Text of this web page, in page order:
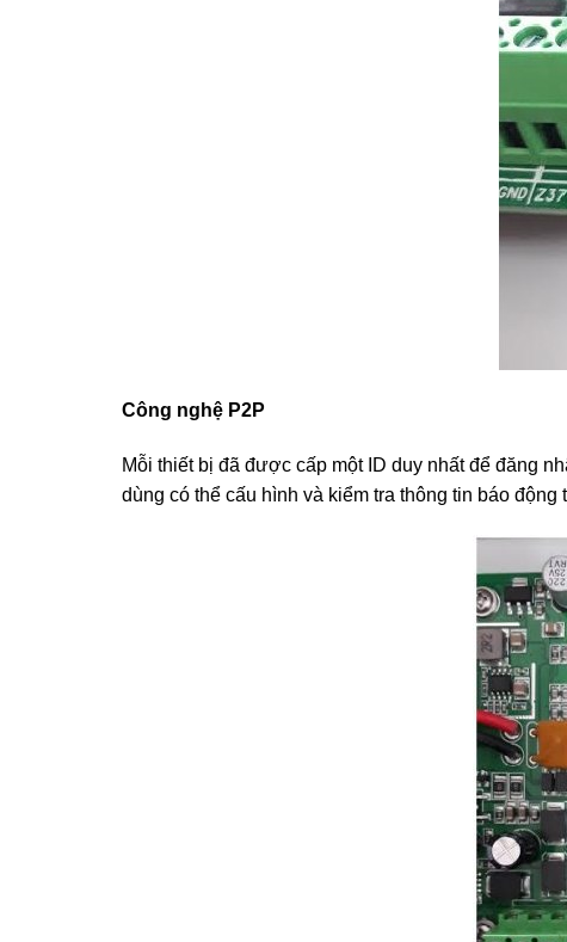
Công nghệ P2P
Mỗi thiết bị đã được cấp một ID duy nhất để đăng
dùng có thể cấu hình và kiểm tra thông tin báo động